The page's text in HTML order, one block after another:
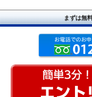
まずは無